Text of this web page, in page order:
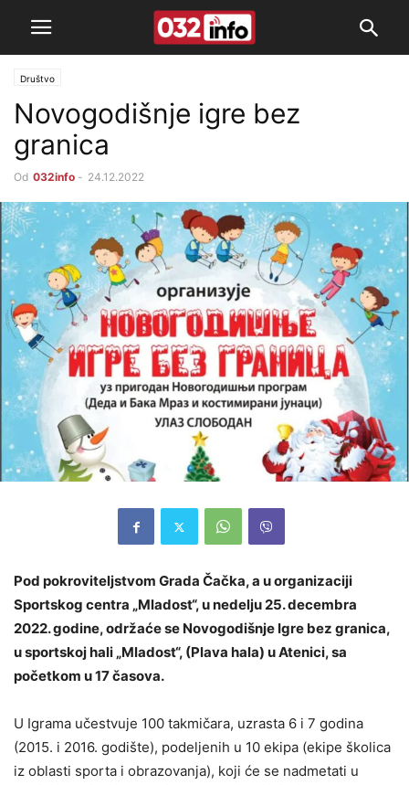
Društvo
Novogodišnje igre bez
granica
Od 032info - 24.12.2022
Pod pokroviteljstvom Grada Čačka, a u organizaciji
Sportskog centra „Mladost“, u nedelju 25. decembra
2022. godine, održaće se Novogodišnje Igre bez granica,
u sportskoj hali „Mladost“, (Plava hala) u Atenici, sa
početkom u 17 časova.
U Igrama učestvuje 100 takmičara, uzrasta 6 i 7 godina
(2015. i 2016. godište), podeljenih u 10 ekipa (ekipe školica
iz oblasti sporta i obrazovanja), koji će se nadmetati u